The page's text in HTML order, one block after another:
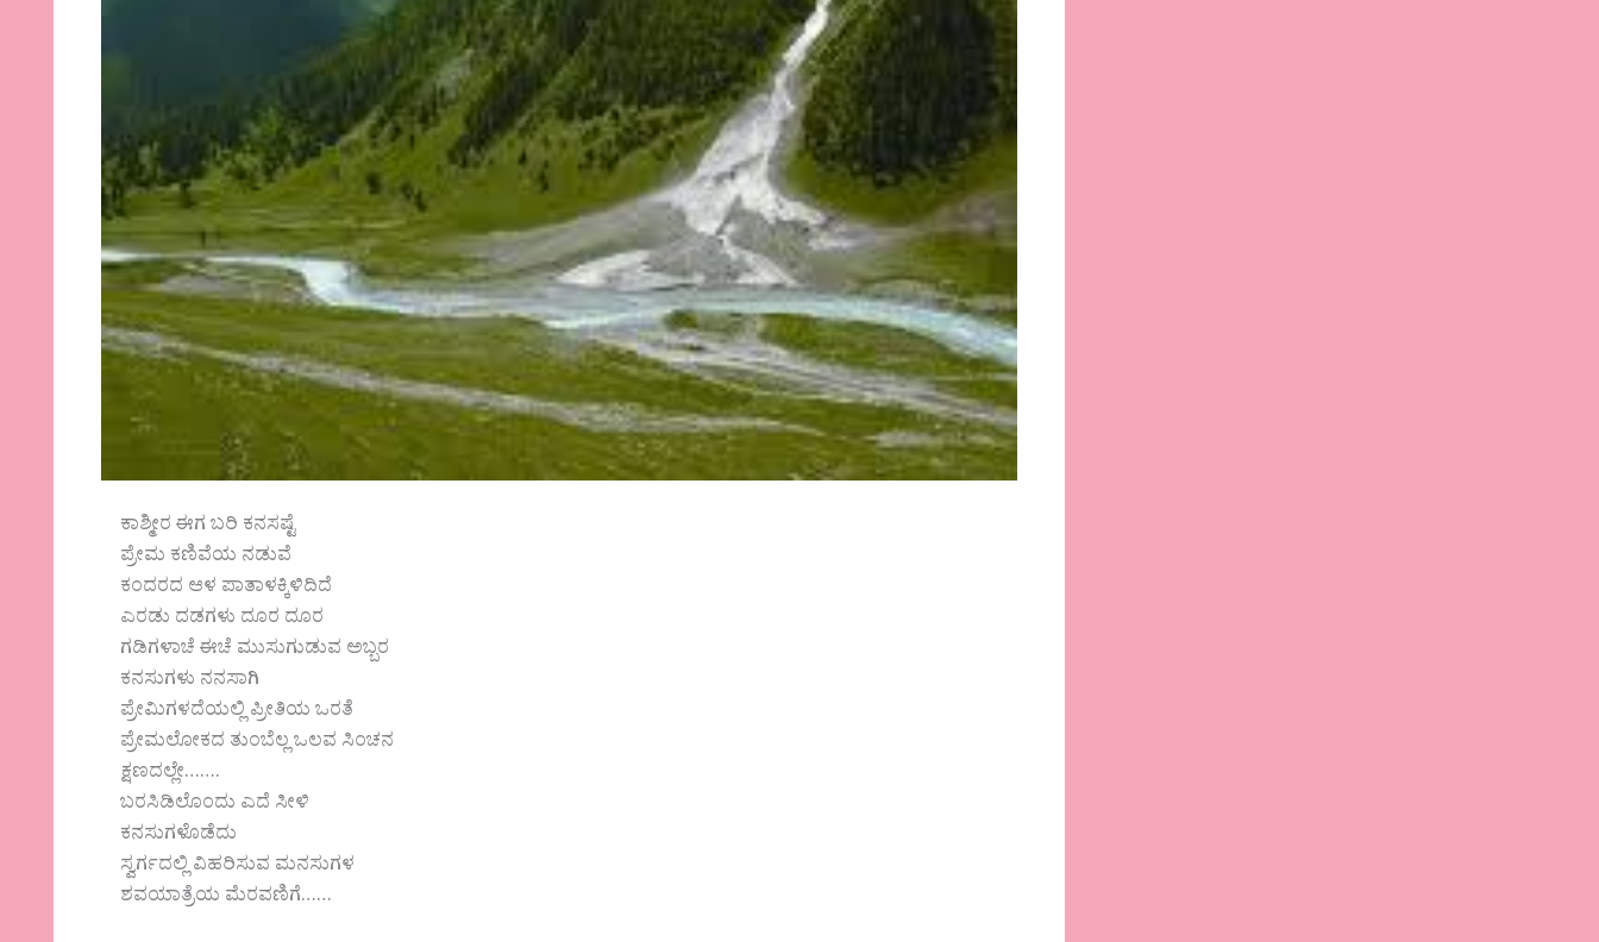
ಕಾಶ್ಮೀರ ಈಗ ಬರಿ ಕನಸಷ್ಟೆ
ಪ್ರೇಮ ಕಣಿವೆಯ ನಡುವೆ
ಕಂದರದ ಆಳ ಪಾತಾಳಕ್ಕಿಳಿದಿದೆ
ಎರಡು ದಡಗಳು ದೂರ ದೂರ
ಗಡಿಗಳಾಚೆ ಈಚೆ ಮುಸುಗುಡುವ ಅಬ್ಬರ
ಕನಸುಗಳು ನನಸಾಗಿ
ಪ್ರೇಮಿಗಳದೆಯಲ್ಲಿ ಪ್ರೀತಿಯ ಒರತೆ
ಪ್ರೇಮಲೋಕದ ತುಂಬೆಲ್ಲ ಒಲವ ಸಿಂಚನ
ಕ್ಷಣದಲ್ಲೇ…….
ಬರಸಿಡಿಲೊಂದು ಎದೆ ಸೀಳಿ
ಕನಸುಗಳೊಡೆದು
ಸ್ವರ್ಗದಲ್ಲಿ ವಿಹರಿಸುವ ಮನಸುಗಳ
ಶವಯಾತ್ರೆಯ ಮೆರವಣಿಗೆ……